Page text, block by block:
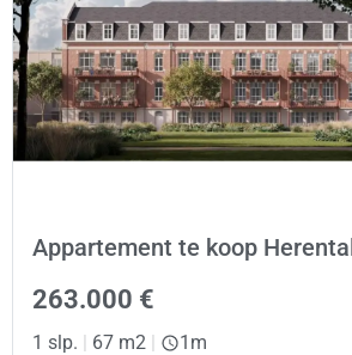
Appartement te koop
263.000 €
1 slp. 67 m2 1m